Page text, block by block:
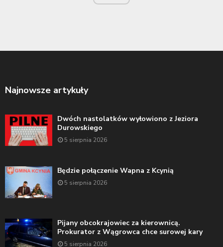
Najnowsze artykuły
Dwóch nastolatków wyłowiono z Jeziora
Durowskiego
5 sierpnia 2026
Będzie połączenie Wapna z Kcynią
5 sierpnia 2026
Pijany obcokrajowiec za kierownicą.
Prokurator z Wągrowca chce surowej kary
5 sierpnia 2026